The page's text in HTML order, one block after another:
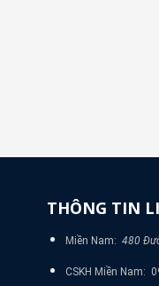
THÔNG TIN
Miền Nam: 480
CSKH Miền Nam: